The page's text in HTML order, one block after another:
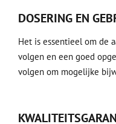
DOSERING EN
Het is essentieel om de
volgen en een goed
volgen om mogelijke